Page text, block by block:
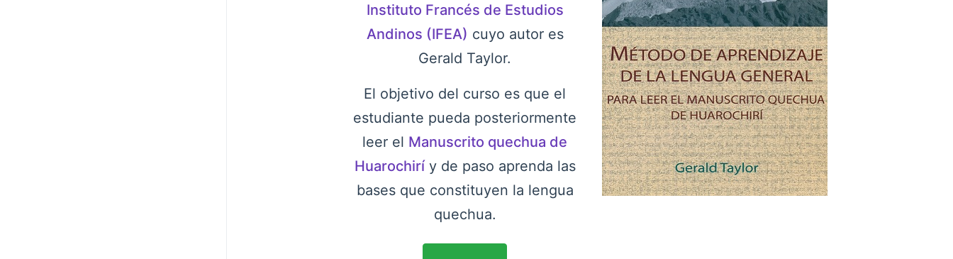
Instituto Francés de Estudios
Andinos (IFEA) cuyo autor es
Gerald Taylor.
El objetivo del curso es que el
estudiante pueda posteriormente
leer el Manuscrito quechua de
Huarochiríy de paso aprenda las
bases que constituyen la lengua
quechua.